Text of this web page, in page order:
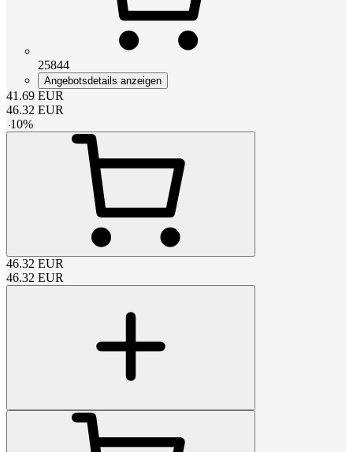
25844
Angebotsdetails anzeigen
41.69 EUR
46.32 EUR
-10%
46.32 EUR
46.32 EUR